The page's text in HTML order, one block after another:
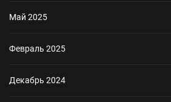
Май 2025
Февраль 2025
Декабрь 2024